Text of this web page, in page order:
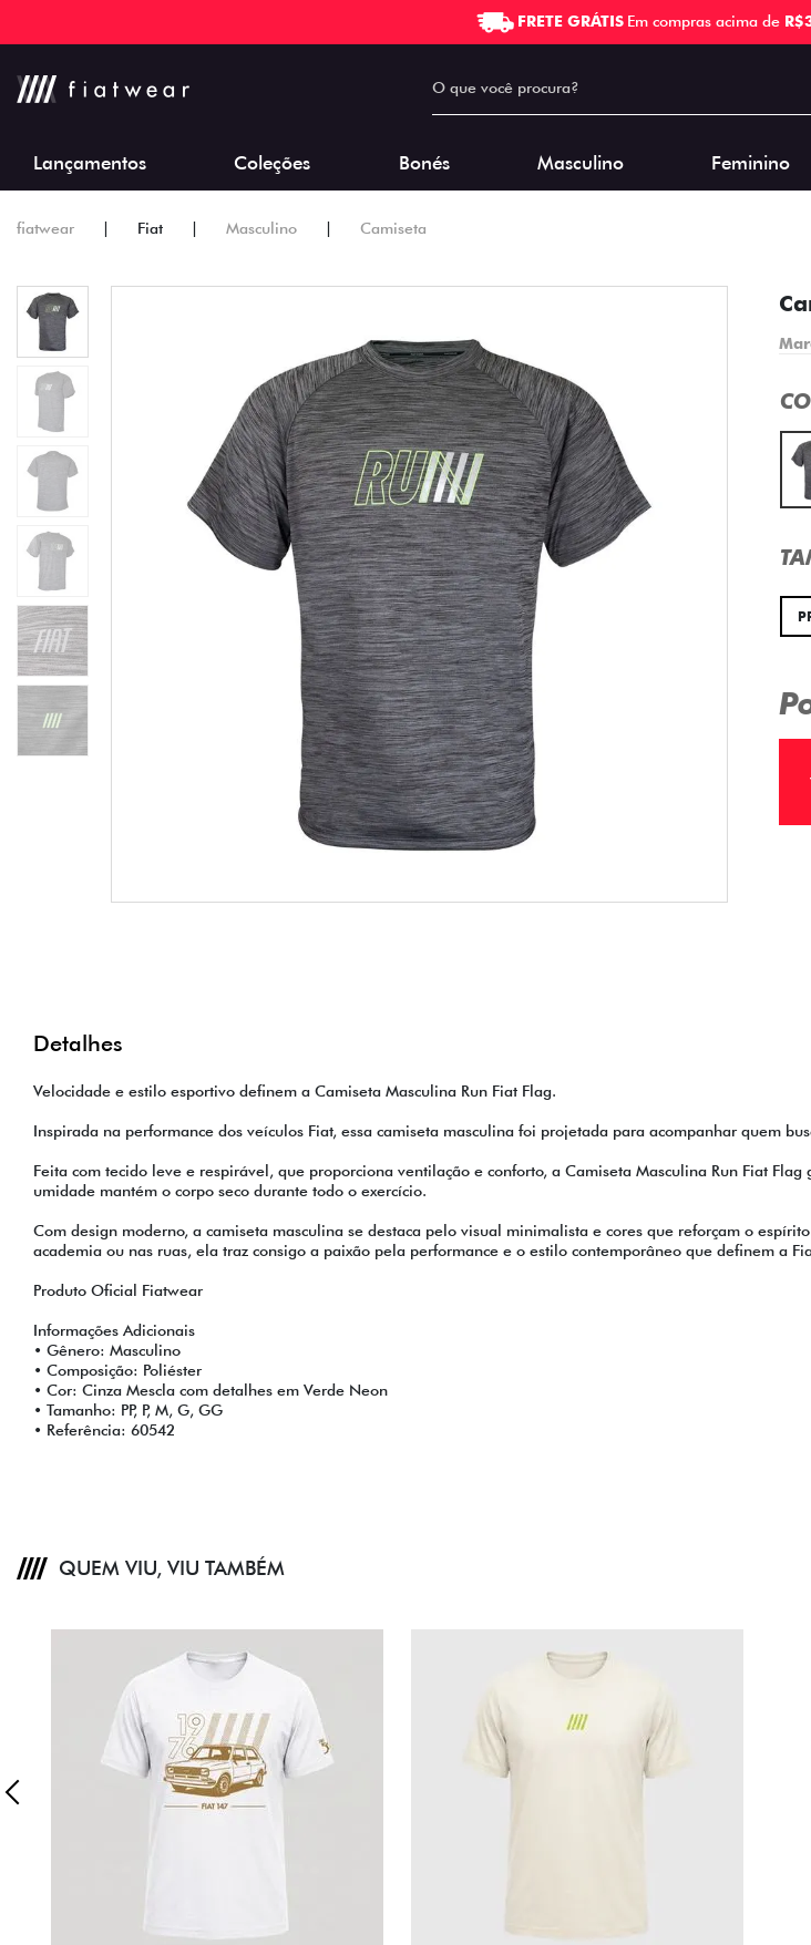
FRETE GRÁTIS Em compras acima de
Lançamentos Coleções Bonés Masculino Feminino
fiatwear Fiat Masculino Camiseta
Detalhes
Velocidade e estilo esportivo definem a Camiseta Masculina Run Fiat Flag.
Inspirada na performance dos veículos Fiat, essa camiseta masculina foi projetada para acompanhar quem
Feita com tecido leve e respirável, que proporciona ventilação e conforto, a Camiseta Masculina Run Fiat
umidade mantém o corpo seco durante todo o exercício.
Com design moderno, a camiseta masculina se destaca pelo visual minimalista e cores que reforçam o
academia ou nas ruas, ela traz consigo a paixão pela performance e o estilo contemporâneo que definem a
Produto Oficial Fiatwear
Informações Adicionais
• Gênero: Masculino
• Composição: Poliéster
• Cor: Cinza Mescla com detalhes em Verde Neon
• Tamanho: PP, P, M, G, GG
• Referência: 60542
QUEM VIU, VIU TAMBÉM